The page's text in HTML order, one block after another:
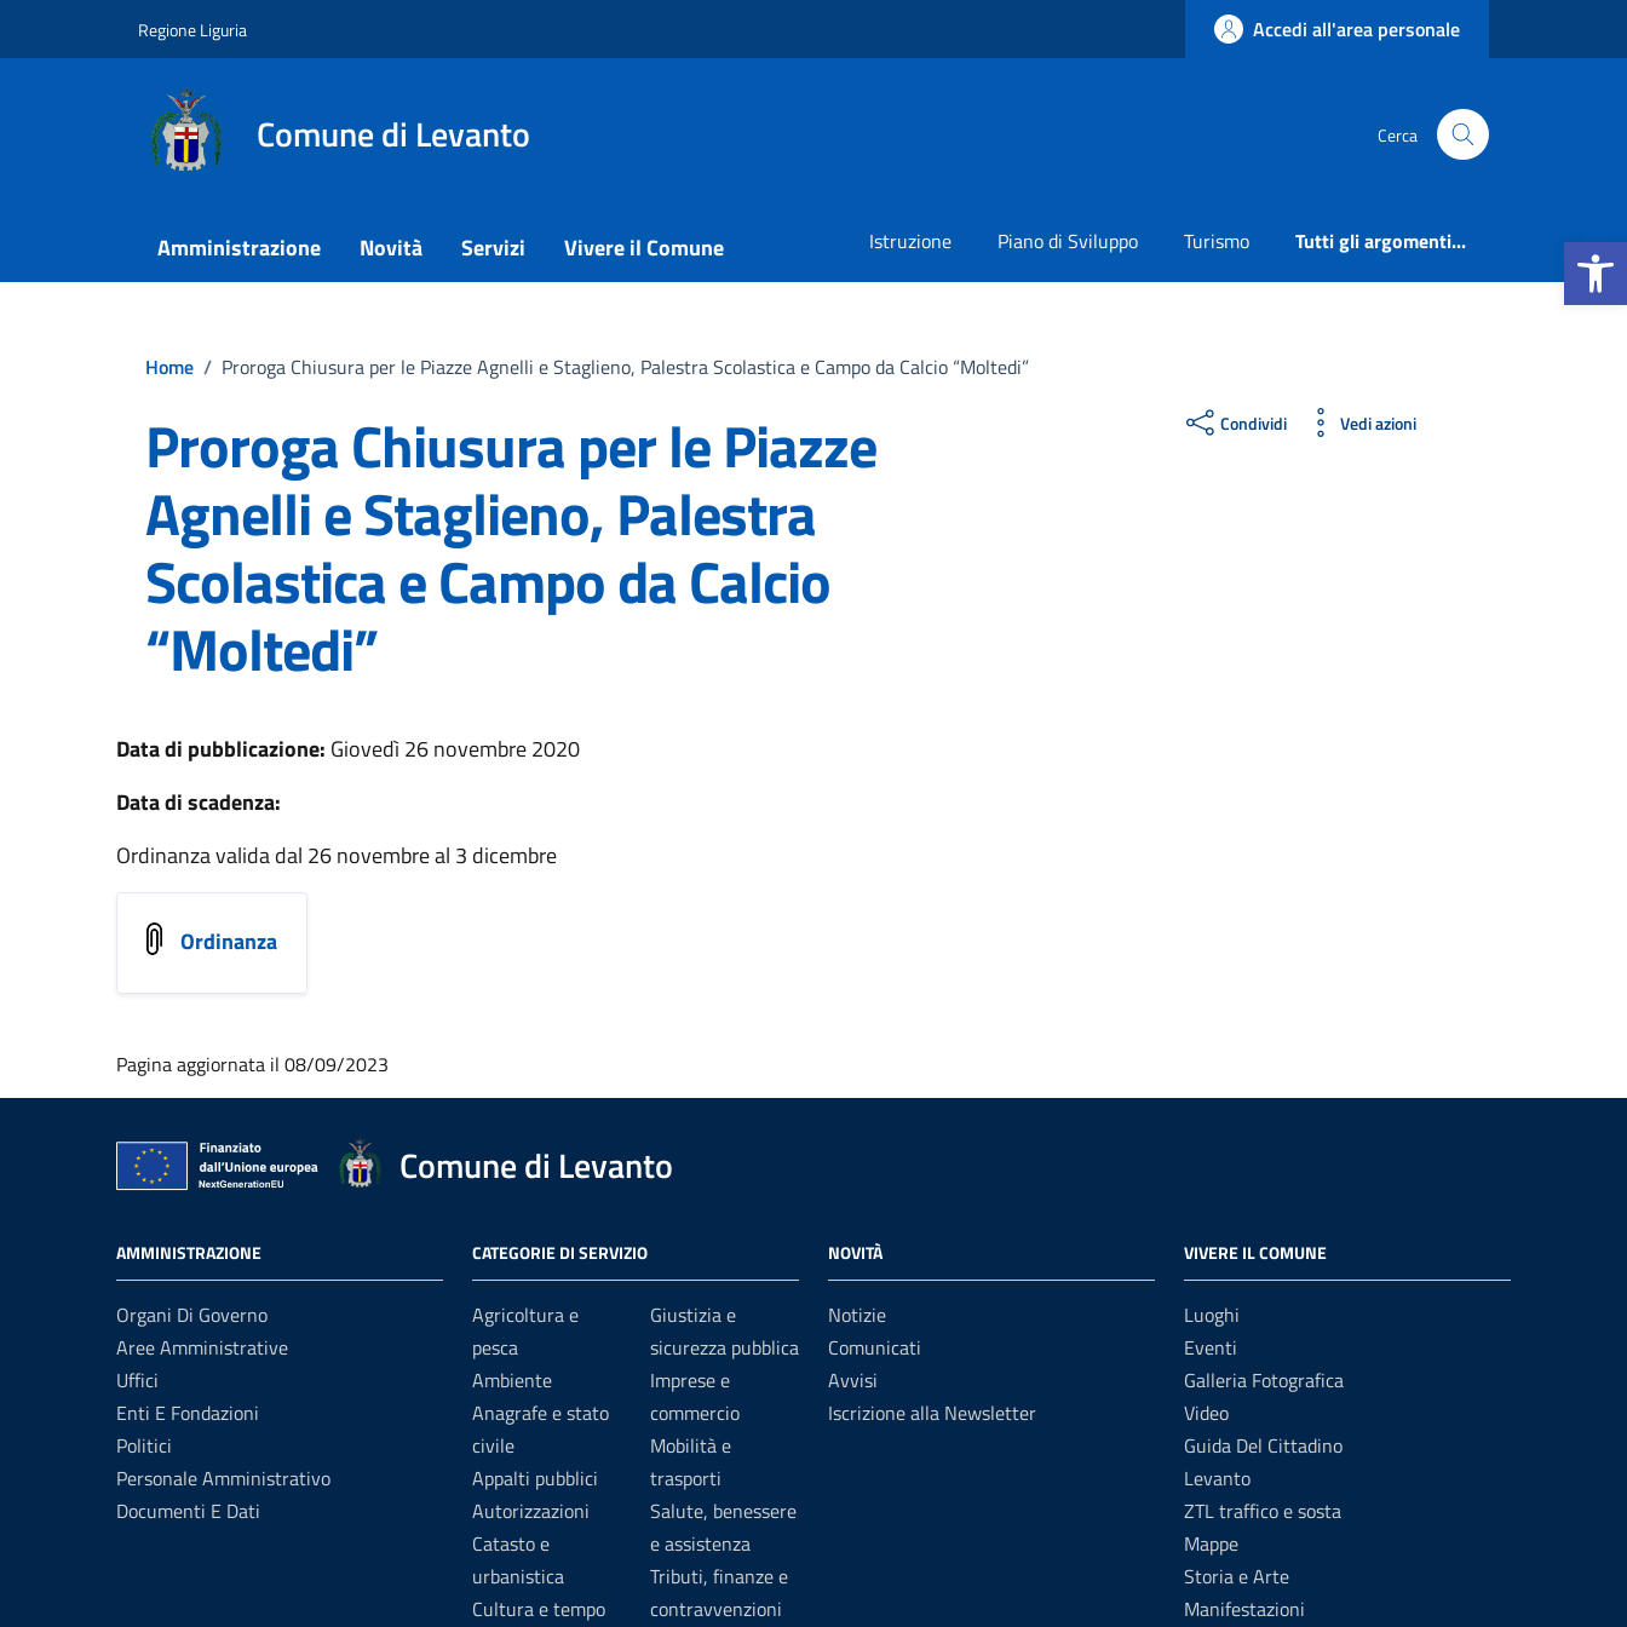
Apri la
Regione Liguria Accedi all'area personale
Comune di Levanto Cerca
Amministrazione Novità Servizi Vivere il Comune Istruzione Piano di Sviluppo Turismo Tutti gli argomenti...
Home / Proroga Chiusura per le Piazze Agnelli e Staglieno, Palestra Scolastica e Campo da Calcio “Moltedi”
Proroga Chiusura per le Piazze
Agnelli e Staglieno, Palestra
Scolastica e Campo da Calcio
“Moltedi”
Condividi Vedi azioni
Data di pubblicazione: Giovedì 26 novembre 2020
Data di scadenza:
Ordinanza valida dal 26 novembre al 3 dicembre
Ordinanza
Pagina aggiornata il 08/09/2023
Comune di Levanto
AMMINISTRAZIONE
Organi Di Governo
Aree Amministrative
Uffici
Enti E Fondazioni
Politici
Personale Amministrativo
Documenti E Dati
CATEGORIE DI SERVIZIO
Agricoltura e
pesca
Ambiente
Anagrafe e stato
civile
Appalti pubblici
Autorizzazioni
Catasto e
urbanistica
Cultura e tempo
Giustizia e
sicurezza pubblica
Imprese e
commercio
Mobilità e
trasporti
Salute, benessere
e assistenza
Tributi, finanze e
contravvenzioni
NOVITÀ
Notizie
Comunicati
Avvisi
Iscrizione alla Newsletter
VIVERE IL COMUNE
Luoghi
Eventi
Galleria Fotografica
Video
Guida Del Cittadino
Levanto
ZTL traffico e sosta
Mappe
Storia e Arte
Manifestazioni